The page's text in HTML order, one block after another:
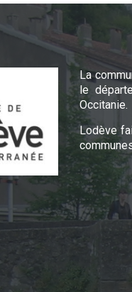
La
le
Occitanie.
Lodève